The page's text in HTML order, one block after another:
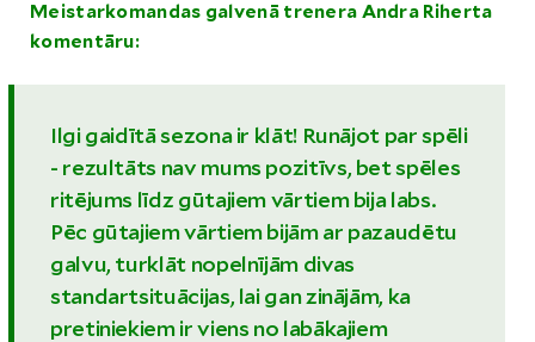
Meistarkomandas galvenā trenera Andra Riherta
komentāru:
Ilgi gaidītā sezona ir klāt! Runājot par spēli
- rezultāts nav mums pozitīvs, bet spēles
ritējums līdz gūtajiem vārtiem bija labs.
Pēc gūtajiem vārtiem bijām ar pazaudētu
galvu, turklāt nopelnījām divas
standartsituācijas, lai gan zinājām, ka
pretiniekiem ir viens no labākajiem